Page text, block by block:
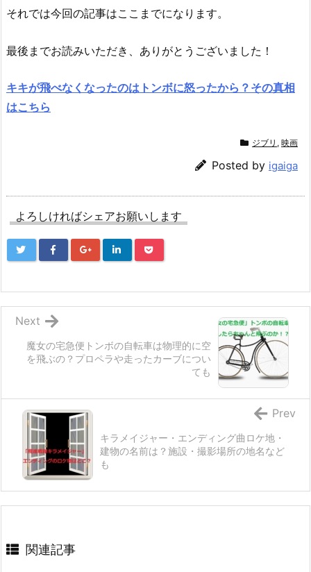
それでは今回の記事はここまでになります。
最後までお読みいただき、ありがとうございました！
キキが飛べなくなったのはトンボに怒ったから？その真相
はこちら
ジブリ , 映画
Posted by igaiga
よろしければシェアお願いします
魔女の宅急便トンボの自転車は物理的に空
を飛ぶの？プロペラや走ったカーブについ
ても
Next
キラメイジャー・エンディング曲ロケ地・
建物の名前は？施設・撮影場所の地名など
も
Prev
関連記事